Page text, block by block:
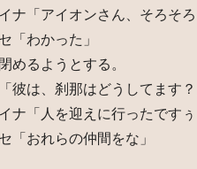
ナ「アイオンさん、そろそ
「わかった」
めるようとする。
彼は、刹那はどうしてます？
ナ「人を迎えに行ったですぅ
「おれらの仲間をな」